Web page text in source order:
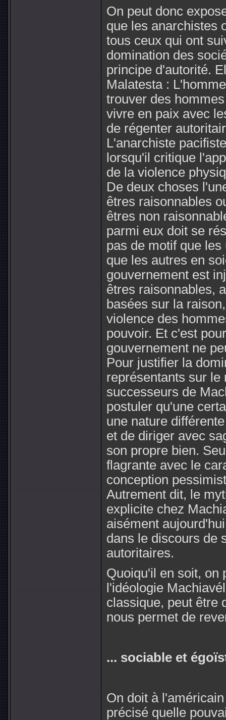
On peut donc
que les anarchistes
tous ceux qui ont
domination des
principe d'autorité.
Malatesta :
trouver des
vivre en paix avec
de régenter
L'anarchiste
lorsqu'il critique
de la violence
De deux choses
êtres raisonnables
êtres non
parmi eux doit se
pas de motif que
que les autres en
gouvernement est
êtres raisonnables,
basées sur la
violence des
pouvoir. Et c'est
gouvernement ne
Pour justifier la
représentants sur le
successeurs de
postuler qu'une
une nature
et de diriger avec
son propre bien.
flagrante avec le
conception
Autrement dit, le
explicite chez
aisément
dans le discours de
autoritaires.
Quoiqu'il en soit, on
l'idéologie
classique, peut être
nous permet de
... sociable et
On doit à
précisé quelle